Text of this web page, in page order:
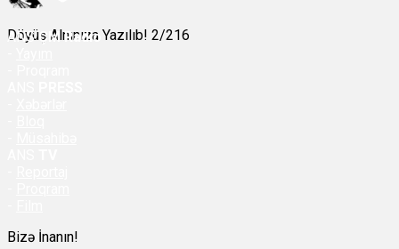
Döyüş Alnınıza Yazılıb! 2/216
ANSÇM Radio
Bizə İnanın!